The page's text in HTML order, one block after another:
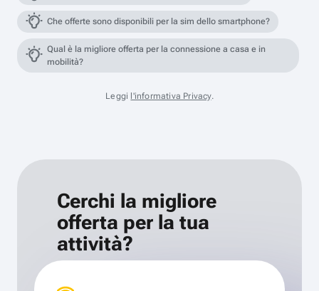
Che offerte sono disponibili per la sim dello smartphone?
Qual è la migliore offerta per la connessione a casa e in
mobilità?
Leggi l'informativa Privacy.
Cerchi la migliore
offerta per la tua
attività?